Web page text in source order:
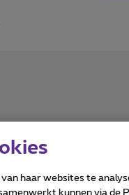
haar websites te
kunnen via de